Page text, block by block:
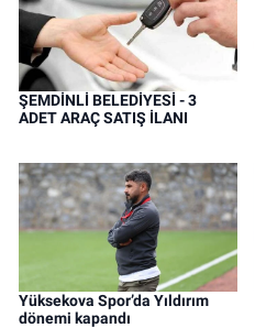
ŞEMDİNLİ BELEDİYESİ - 3
ADET ARAÇ SATIŞ İLANI
Yüksekova Spor’da Yıldırım
dönemi kapandı